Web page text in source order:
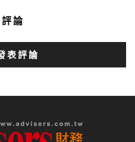
論
表評論